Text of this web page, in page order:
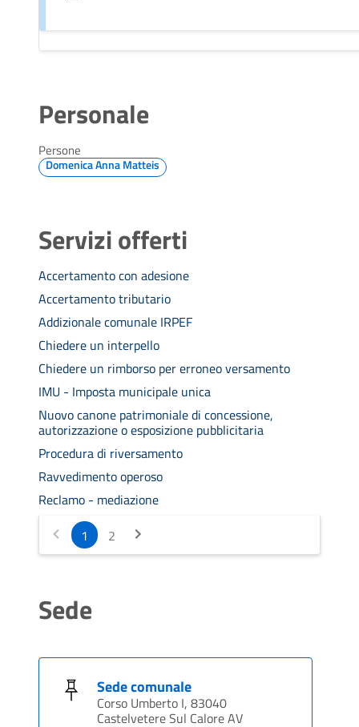
Personale
Persone
Domenica Anna Matteis
Servizi offerti
Accertamento con adesione
Accertamento tributario
Addizionale comunale IRPEF
Chiedere un interpello
Chiedere un rimborso per erroneo versamento
IMU - Imposta municipale unica
Nuovo canone patrimoniale di concessione,
autorizzazione o esposizione pubblicitaria
Procedura di riversamento
Ravvedimento operoso
Reclamo - mediazione
1
2
Sede
Sede comunale
Corso Umberto I, 83040
Castelvetere Sul Calore AV